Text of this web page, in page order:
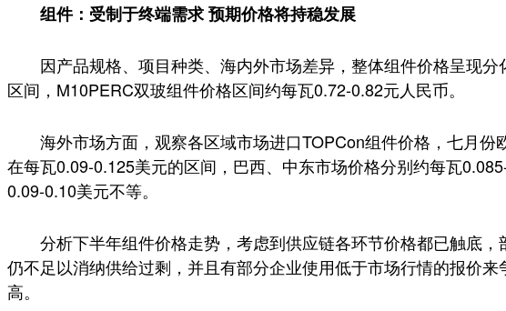
组件：受制于终端需求 预期价格将持稳发展
因产品规格、项目种类、海内外市场差异，整体组件价格呈现
区间，M10PERC双玻组件价格区间约每瓦0.72-0.82元人民币。
海外市场方面，观察各区域市场进口TOPCon组件价格，七月
在每瓦0.09-0.125美元的区间，巴西、中东市场价格分别约每瓦
0.09-0.10美元不等。
分析下半年组件价格走势，考虑到供应链各环节价格都已触底
仍不足以消纳供给过剩，并且有部分企业使用低于市场行情的报价
高。